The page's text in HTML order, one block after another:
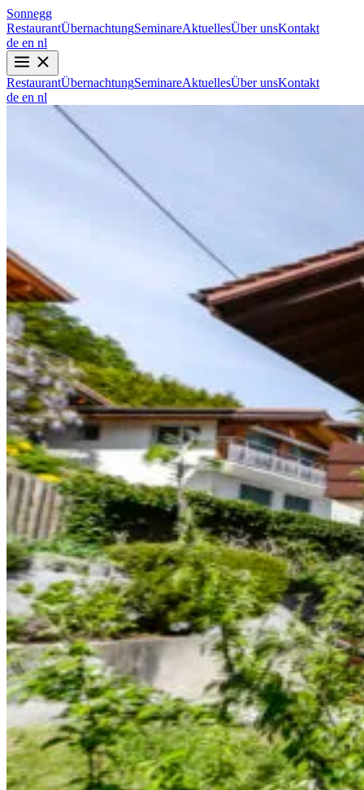
Sonnegg
RestaurantÜbernachtungSeminareAktuellesÜber unsKontakt
de en nl
RestaurantÜbernachtungSeminareAktuellesÜber unsKontakt
de en nl